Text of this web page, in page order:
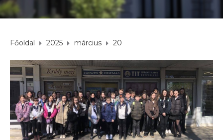
Főoldal 2025 március 20